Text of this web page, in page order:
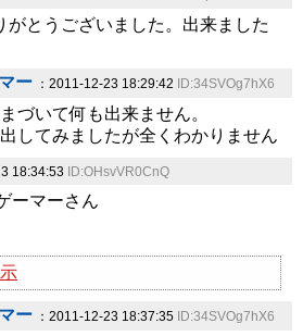
とうございました。出来ました
ー ：2011-12-23 18:29:42 ID:34SVOg7hX6
づいて何も出来ません。
してみましたが全くわかりません
18:34:53 ID:OHsvVR0CnQ
ーマーさん
ー ：2011-12-23 18:37:35 ID:34SVOg7hX6